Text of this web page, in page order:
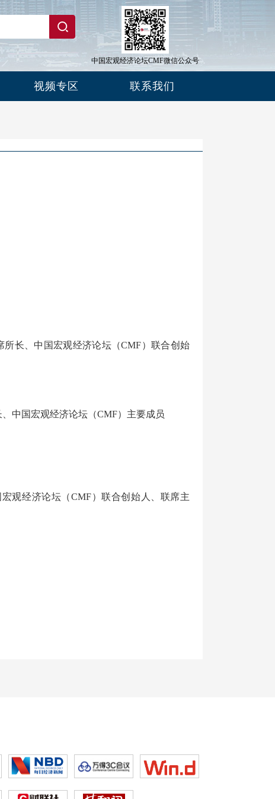
中国宏观经济论坛CMF微信公众号
视频专区 联系我们
所长、中 国宏观经济论坛（CMF）联合创始
中国 宏观经济论坛（CMF）主要成员
观经济论坛（CMF）联合创始人、 联席主